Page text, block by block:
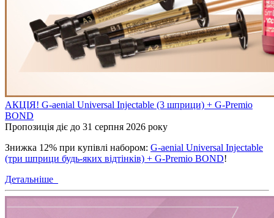
АКЦІЯ! G-aenial Universal Injectable (3 шприци) + G-Premio
BOND
Пропозиція діє до 31 серпня 2026 року
Знижка 12% при купівлі набором: G-aenial Universal Injectable
(три шприци будь-яких відтінків) + G-Premio BOND!
Детальніше